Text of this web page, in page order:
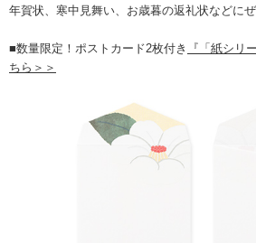
年賀状、寒中見舞い、お歳暮の返礼状などにぜ
■数量限定！ポストカード2枚付き
『「紙シリ
ちら＞＞